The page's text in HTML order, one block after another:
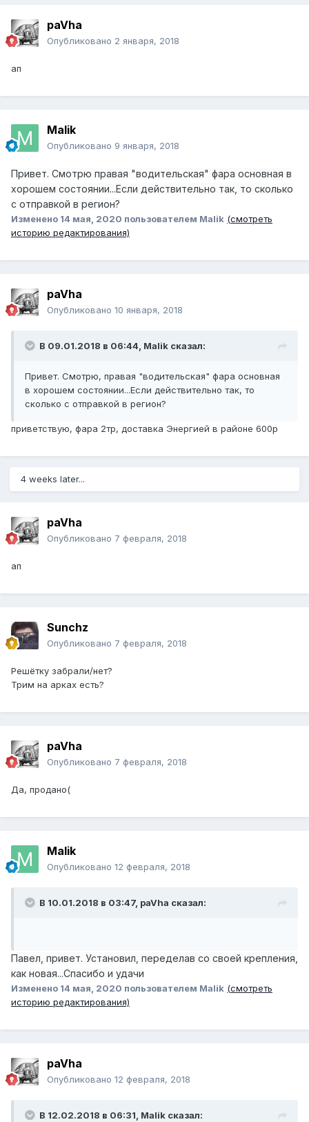
paVha
Опубликовано 2 января, 2018
ап
Malik
Опубликовано 9 января, 2018
Привет. Смотрю правая "водительская" фара основная в
хорошем состоянии...Если действительно так, то сколько
с отправкой в регион?
Изменено 14 мая, 2020 пользователем Malik (смотреть
историю редактирования)
paVha
Опубликовано 10 января, 2018
В 09.01.2018 в 06:44, Malik сказал:
Привет. Смотрю, правая "водительская" фара основная
в хорошем состоянии...Если действительно так, то
сколько с отправкой в регион?
приветствую, фара 2тр, доставка Энергией в районе 600р
4 weeks later...
paVha
Опубликовано 7 февраля, 2018
ап
Sunchz
Опубликовано 7 февраля, 2018
Решётку забрали/нет?
Трим на арках есть?
paVha
Опубликовано 7 февраля, 2018
Да, продано(
Malik
Опубликовано 12 февраля, 2018
В 10.01.2018 в 03:47, paVha сказал:
Павел, привет. Установил, переделав со своей крепления,
как новая...Спасибо и удачи
Изменено 14 мая, 2020 пользователем Malik (смотреть
историю редактирования)
paVha
Опубликовано 12 февраля, 2018
В 12.02.2018 в 06:31, Malik сказал: